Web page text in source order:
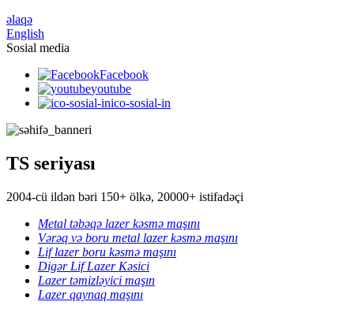
əlaqə
English
Sosial media
Facebook
youtube
ico-sosial-in
TS seriyası
2004-cü ildən bəri 150+ ölkə, 20000+ istifadəçi
Metal təbəqə lazer kəsmə maşını
Vərəq və boru metal lazer kəsmə maşını
Lif lazer boru kəsmə maşını
Digər Lif Lazer Kəsici
Lazer təmizləyici maşın
Lazer qaynaq maşını